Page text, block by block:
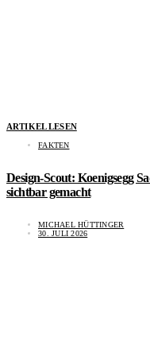
ARTIKEL LESEN
FAKTEN
Design-Scout: Koenigsegg
sichtbar gemacht
MICHAEL HÜTTINGER
30. JULI 2026